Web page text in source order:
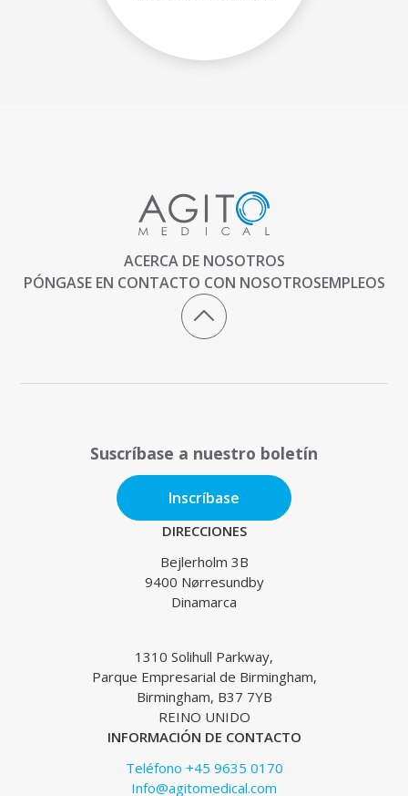
ACERCA DE NOSOTROS
PÓNGASE EN CONTACTO CON NOSOTROSEMPLEOS
Suscríbase a nuestro boletín
Inscríbase
DIRECCIONES
Bejlerholm 3B
9400 Nørresundby
Dinamarca
1310 Solihull Parkway,
Parque Empresarial de Birmingham,
Birmingham, B37 7YB
REINO UNIDO
INFORMACIÓN DE CONTACTO
Teléfono +45 9635 0170
Info@agitomedical.com